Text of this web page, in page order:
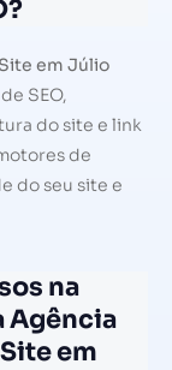
em Júlio
SEO,
do site e link
de
do seu site e
na
Agência
em